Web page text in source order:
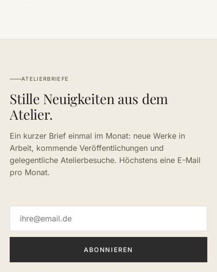
ATELIERBRIEFE
Stille Neuigkeiten aus dem
Atelier.
Ein kurzer Brief einmal im Monat: neue Werke in
Arbeit, kommende Veröffentlichungen und
gelegentliche Atelierbesuche. Höchstens eine E-Mail
pro Monat.
ABONNIEREN